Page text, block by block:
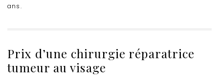
ans.
Prix d’une chirurgie réparatrice
tumeur au visage